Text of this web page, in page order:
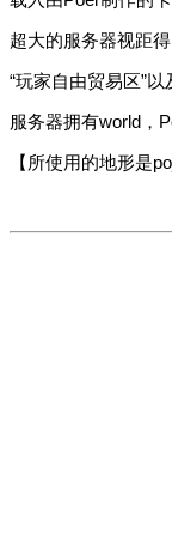
超大的服务器视距
“玩家自由贸易区”
服务器拥有world，
【所使用的地形是